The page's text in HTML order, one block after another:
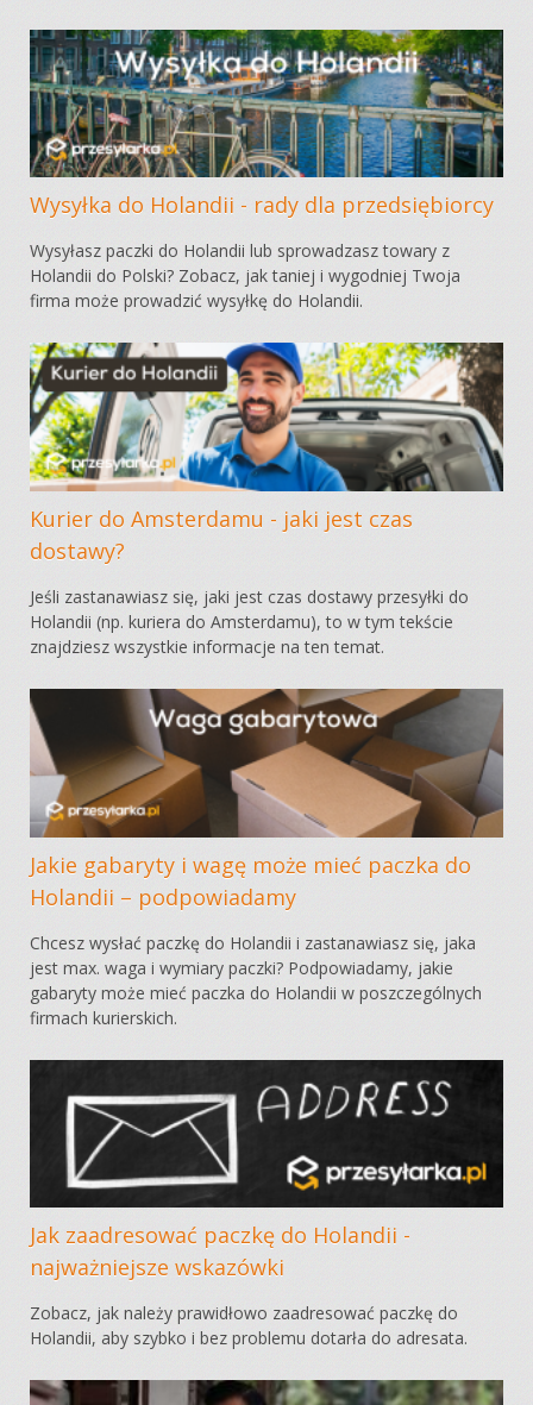
Wysyłka do Holandii - rady dla przedsiębiorcy
Wysyłasz paczki do Holandii lub sprowadzasz towary z
Holandii do Polski? Zobacz, jak taniej i wygodniej Twoja
firma może prowadzić wysyłkę do Holandii.
Kurier do Amsterdamu - jaki jest czas
dostawy?
Jeśli zastanawiasz się, jaki jest czas dostawy przesyłki do
Holandii (np. kuriera do Amsterdamu), to w tym tekście
znajdziesz wszystkie informacje na ten temat.
Jakie gabaryty i wagę może mieć paczka do
Holandii – podpowiadamy
Chcesz wysłać paczkę do Holandii i zastanawiasz się, jaka
jest max. waga i wymiary paczki? Podpowiadamy, jakie
gabaryty może mieć paczka do Holandii w poszczególnych
firmach kurierskich.
Jak zaadresować paczkę do Holandii -
najważniejsze wskazówki
Zobacz, jak należy prawidłowo zaadresować paczkę do
Holandii, aby szybko i bez problemu dotarła do adresata.